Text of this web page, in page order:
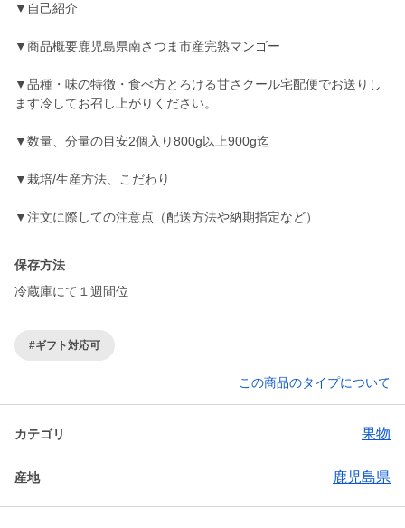
▼自己紹介
▼商品概要鹿児島県南さつま市産完熟マンゴー
▼品種・味の特徴・食べ方とろける甘さクール宅配便でお送りし
ます冷してお召し上がりください。
▼数量、分量の目安2個入り800g以上900g迄
▼栽培/生産方法、こだわり
▼注文に際しての注意点（配送方法や納期指定など）
保存方法
冷蔵庫にて１週間位
#ギフト対応可
この商品のタイプについて
カテゴリ 果物
産地 鹿児島県